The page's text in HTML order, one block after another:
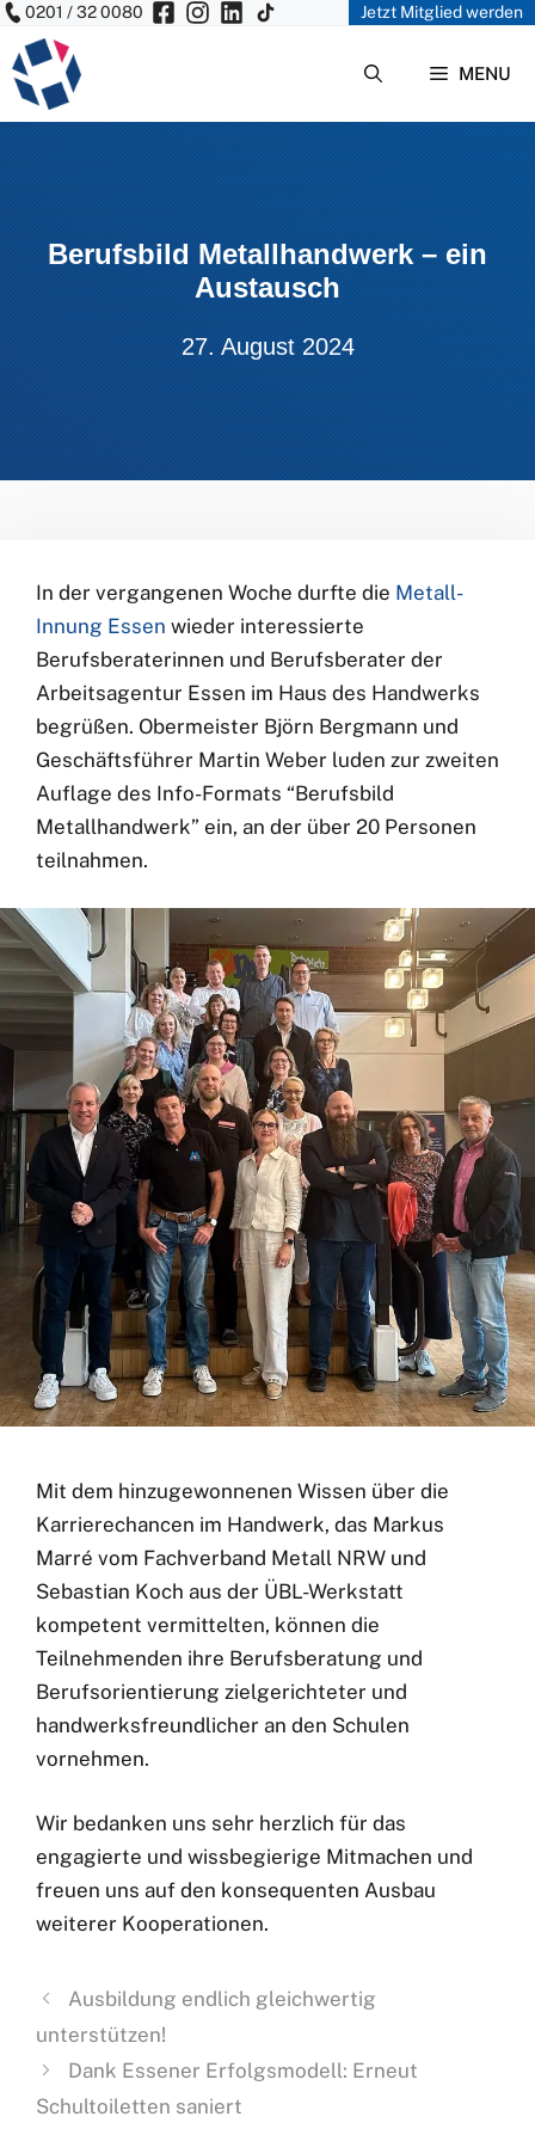
Zum
Inhalt
springen
0201 / 32 0080 Jetzt Mitglied werden
MENU
Berufsbild Metallhandwerk – ein
Austausch
27. August 2024
In der vergangenen Woche durfte die Metall-
Innung Essen wieder interessierte
Berufsberaterinnen und Berufsberater der
Arbeitsagentur Essen im Haus des Handwerks
begrüßen. Obermeister Björn Bergmann und
Geschäftsführer Martin Weber luden zur zweiten
Auflage des Info-Formats “Berufsbild
Metallhandwerk” ein, an der über 20 Personen
teilnahmen.
Mit dem hinzugewonnenen Wissen über die
Karrierechancen im Handwerk, das Markus
Marré vom Fachverband Metall NRW und
Sebastian Koch aus der ÜBL-Werkstatt
kompetent vermittelten, können die
Teilnehmenden ihre Berufsberatung und
Berufsorientierung zielgerichteter und
handwerksfreundlicher an den Schulen
vornehmen.
Wir bedanken uns sehr herzlich für das
engagierte und wissbegierige Mitmachen und
freuen uns auf den konsequenten Ausbau
weiterer Kooperationen.
Ausbildung endlich gleichwertig
unterstützen!
Dank Essener Erfolgsmodell: Erneut
Schultoiletten saniert